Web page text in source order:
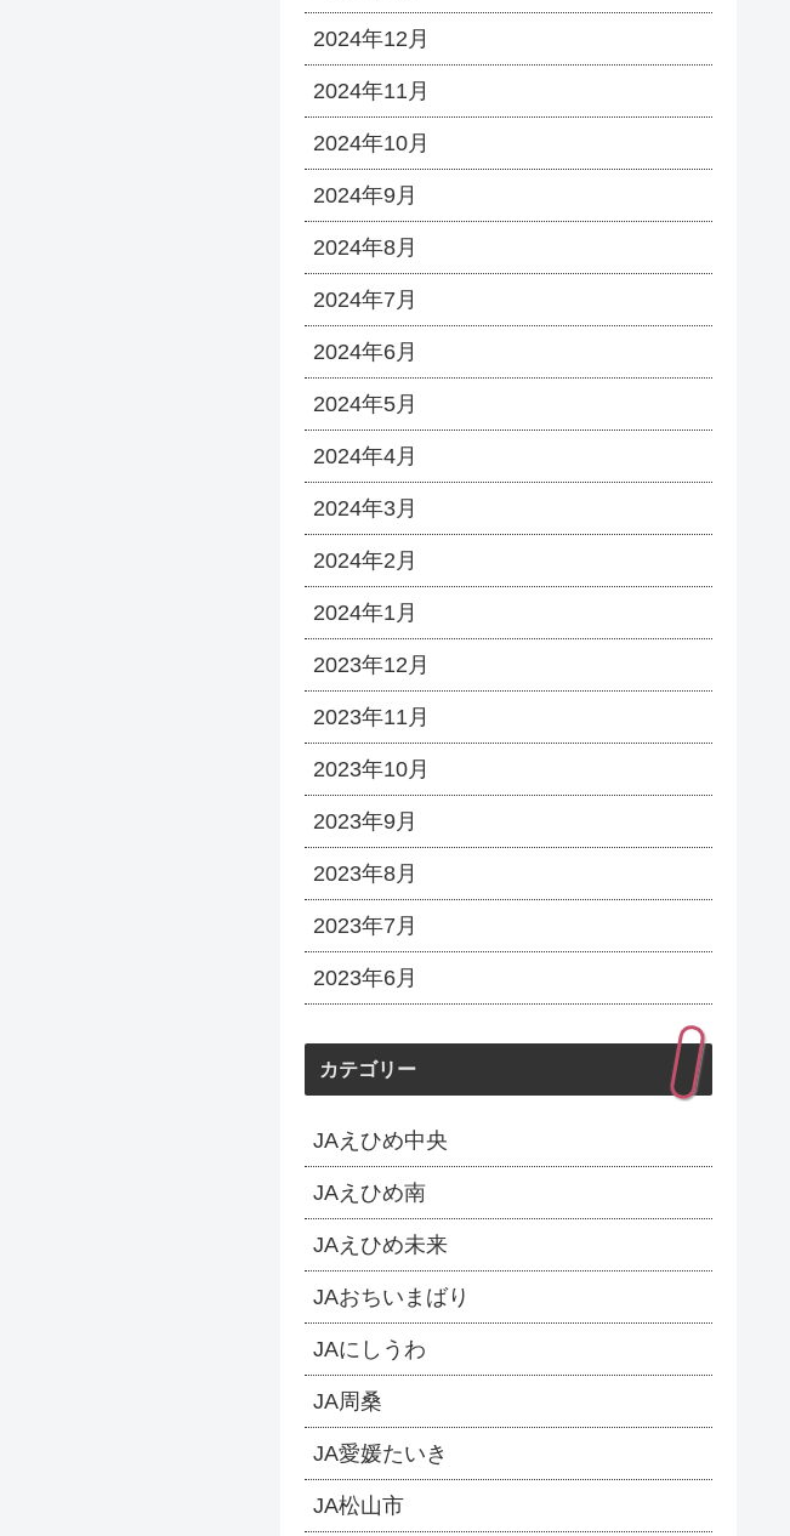
2024年12月
2024年11月
2024年10月
2024年9月
2024年8月
2024年7月
2024年6月
2024年5月
2024年4月
2024年3月
2024年2月
2024年1月
2023年12月
2023年11月
2023年10月
2023年9月
2023年8月
2023年7月
2023年6月
カテゴリー
JAえひめ中央
JAえひめ南
JAえひめ未来
JAおちいまばり
JAにしうわ
JA周桑
JA愛媛たいき
JA松山市